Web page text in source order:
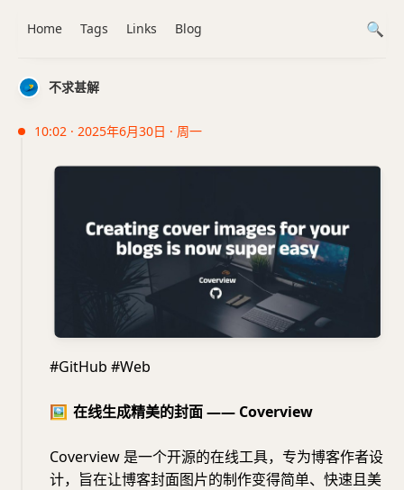
不求甚解
10:02 · 2025年6月30日 · 周一
#GitHub #Web
🖼️ 在线生成精美的封面 —— Coverview
Coverview 是一个开源的在线工具，专为博客作者设
计，旨在让博客封面图片的制作变得简单、快速且美
Home Tags Links Blog